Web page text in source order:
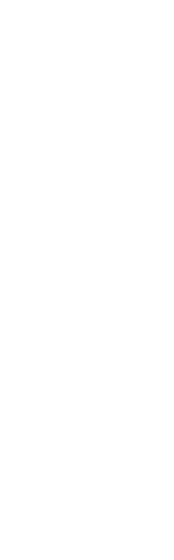
【ロデオドライブ